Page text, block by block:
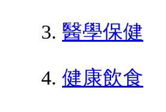
醫學保健
健康飲食